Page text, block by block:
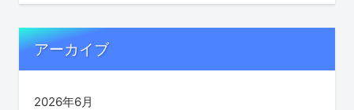
アーカイブ
2026年6月